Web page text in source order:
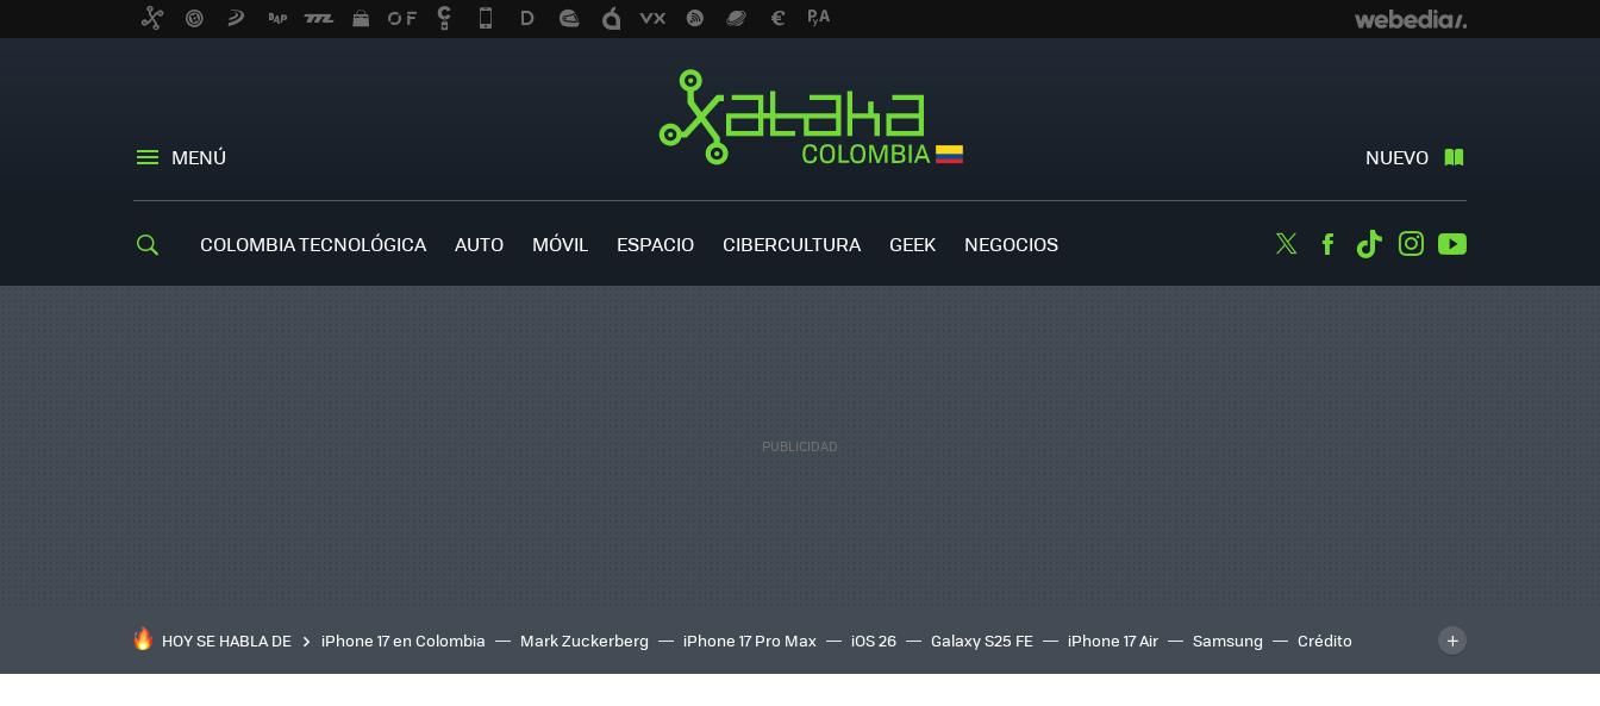
MENÚ NUEVO
COLOMBIA TECNOLÓGICA AUTO MÓVIL ESPACIO CIBERCULTURA GEEK NEGOCIOS TwitterFacebook
TiktokInstagram
HOY SE HABLA DE iPhone 17 en Colombia Mark Zuckerberg iPhone 17 Pro Max iOS 26 Galaxy S25 FE iPhone 17 Air Samsung
Crédito
inteligente
IA TCL C8K